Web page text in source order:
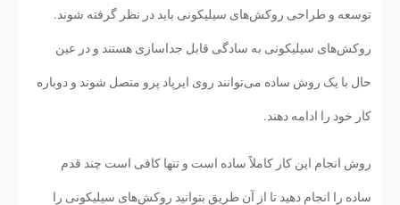
توسعه و طراحی روکش‌های سیلیکونی باید در نظر گرفته شوند.
روکش‌های سیلیکونی به سادگی قابل جداسازی هستند و در عین
حال با یک روش ساده می‌توانند روی ایرپاد پرو متصل شوند و دوباره
کار خود را ادامه دهند.
روش انجام این کار کاملاً ساده است و تنها کافی است چند قدم
ساده را انجام دهید تا از آن طریق بتوانید روکش‌های سیلیکونی را